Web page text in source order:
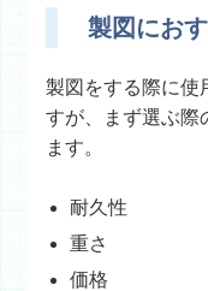
製図にお
製図をする際に使
すが、まず選ぶ際
ます。
耐久性
重さ
価格